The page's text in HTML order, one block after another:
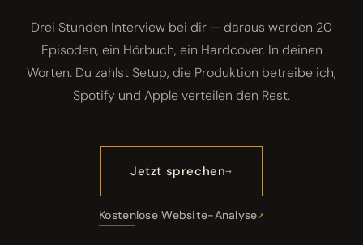
Drei Stunden Interview bei dir — daraus werden 20
Episoden, ein Hörbuch, ein Hardcover. In deinen
Worten. Du zahlst Setup, die Produktion betreibe ich,
Spotify und Apple verteilen den Rest.
Jetzt sprechen
Kostenlose Website-Analyse